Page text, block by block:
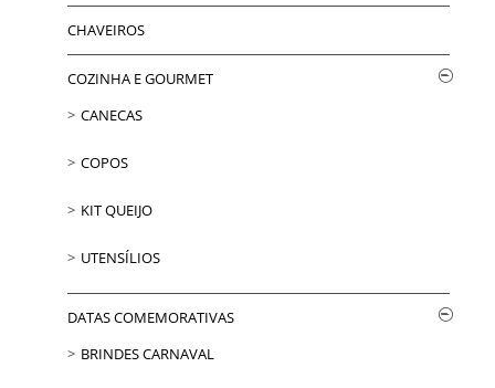
CHAVEIROS
COZINHA E GOURMET
CANECAS
COPOS
KIT QUEIJO
UTENSÍLIOS
DATAS COMEMORATIVAS
BRINDES CARNAVAL